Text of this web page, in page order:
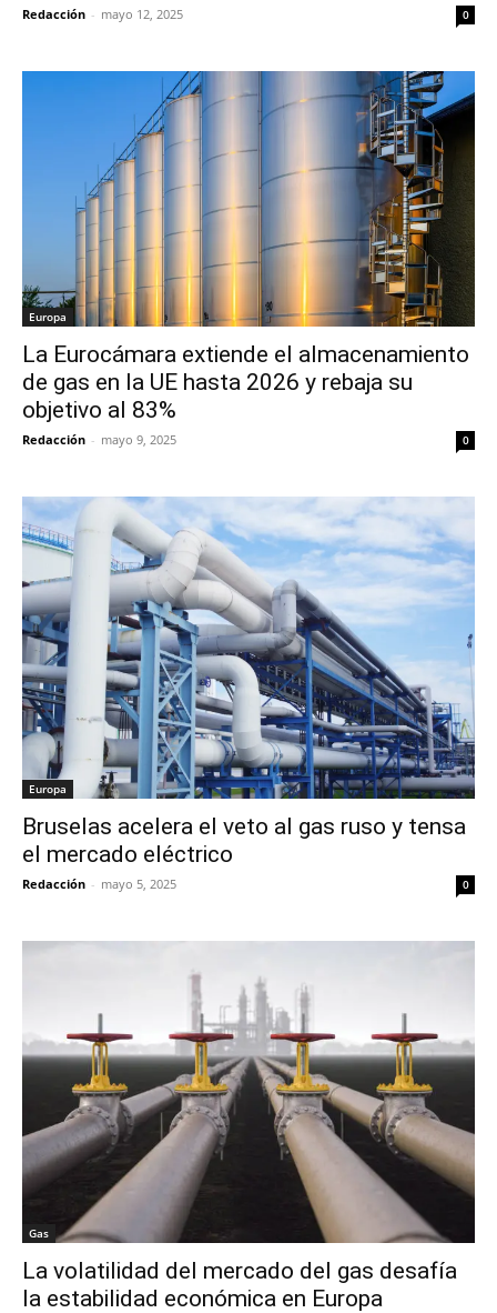
Redacción - mayo 12, 2025 0
Europa
La Eurocámara extiende el almacenamiento
de gas en la UE hasta 2026 y rebaja su
objetivo al 83%
Redacción - mayo 9, 2025 0
Europa
Bruselas acelera el veto al gas ruso y tensa
el mercado eléctrico
Redacción - mayo 5, 2025 0
Gas
La volatilidad del mercado del gas desafía
la estabilidad económica en Europa